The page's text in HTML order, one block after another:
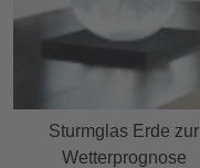
Sturmglas Erde zur
Wetterprognose